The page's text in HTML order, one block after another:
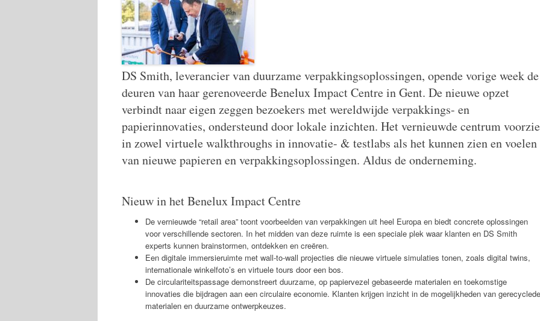
DS Smith, leverancier van duurzame verpakkingsoplossingen, opende vorige week de
deuren van haar gerenoveerde Benelux Impact Centre in Gent. De nieuwe opzet
verbindt naar eigen zeggen bezoekers met wereldwijde verpakkings- en
papierinnovaties, ondersteund door lokale inzichten. Het vernieuwde centrum
in zowel virtuele walkthroughs in innovatie- & testlabs als het kunnen zien en voelen
van nieuwe papieren en verpakkingsoplossingen. Aldus de onderneming.
Nieuw in het Benelux Impact Centre
De vernieuwde “retail area” toont voorbeelden van verpakkingen uit heel Europa en biedt concrete oplossingen
voor verschillende sectoren. In het midden van deze ruimte is een speciale plek waar klanten en DS Smith
experts kunnen brainstormen, ontdekken en creëren.
Een digitale immersieruimte met wall-to-wall projecties die nieuwe virtuele simulaties tonen, zoals digital twins,
internationale winkelfoto’s en virtuele tours door een bos.
De circulariteitspassage demonstreert duurzame, op papiervezel gebaseerde materialen en toekomstige
innovaties die bijdragen aan een circulaire economie. Klanten krijgen inzicht in de mogelijkheden van gerecyclede
materialen en duurzame ontwerpkeuzes.